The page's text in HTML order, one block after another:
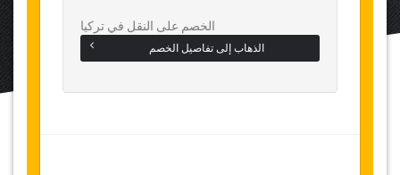
الخصم على النقل في تركيا
الذهاب إلى تفاصيل الخصم